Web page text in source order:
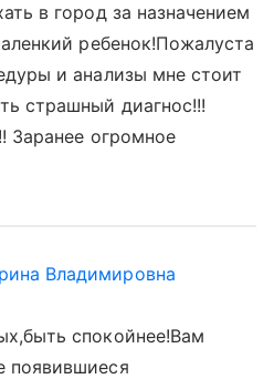
в город за назначением
ребенок!Пожалуста
и анализы мне стоит
страшный диагнос!!!
Заранее огромное
Владимировна
спокойнее!Вам
появившиеся